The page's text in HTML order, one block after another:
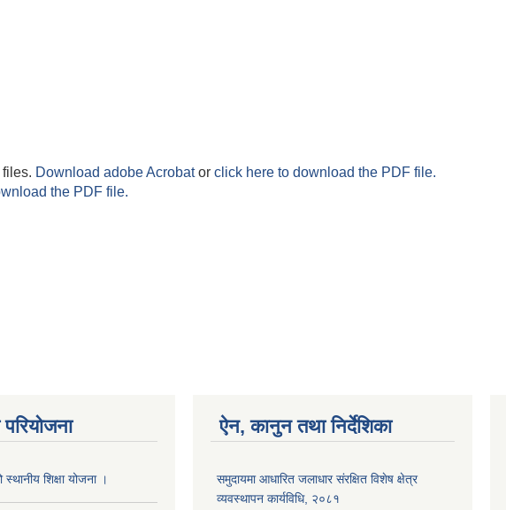
Download adobe Acrobator click here to download the PDF file.
the PDF file.
शिक्षा योजना ।
ऐन, कानुन तथा निर्देशिका
समुदायमा आधारित जलाधार संरक्षित विशेष क्षेत्र
व्यवस्थापन कार्यविधि, २०८१